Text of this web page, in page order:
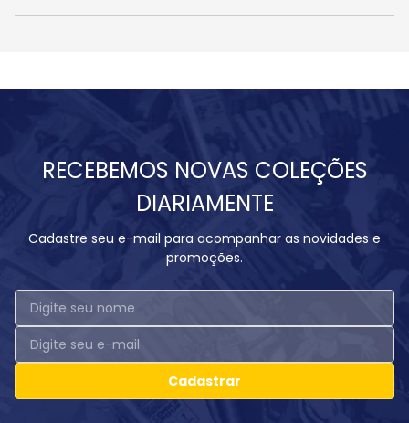
RECEBEMOS NOVAS COLEÇÕES
DIARIAMENTE
Cadastre seu e-mail para acompanhar as novidades e
promoções.
Cadastrar